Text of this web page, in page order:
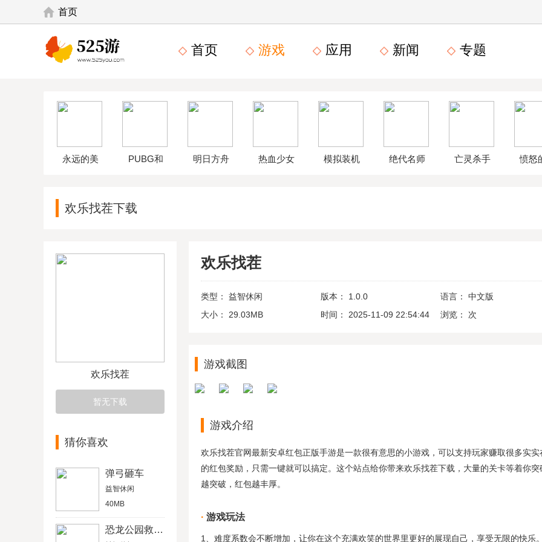
首页
首页 游戏 应用 新闻 专题
永远的美
解版
PUBG和
验服
明日方舟 热血少女 模拟装机 绝代名师 亡灵杀手 愤怒
欢乐找茬下载
欢乐找茬
暂无下载
猜你喜欢
弹弓砸车
益智休闲
40MB
恐龙公园救援冒险赛车驾驶
欢乐找茬
类型： 益智休闲 版本： 1.0.0 语言：
中文版
大小：
29.03MB 时间： 2025-11-09 22:54:44 浏览： 次
游戏截图
游戏介绍
欢乐找茬官网最新安卓红包正版手游是一款很有意思的小游戏，可以支持玩家赚取很多实实
的红包奖励，只需一键就可以搞定。这个站点给你带来欢乐找茬下载，大量的关卡等着你突
越突破，红包越丰厚。
游戏玩法
1、难度系数会不断增加，让你在这个充满欢笑的世界里更好的展现自己，享受无限的快乐